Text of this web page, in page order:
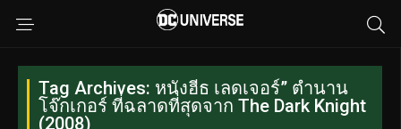
Tag Archives: หนังฮีธ เลดเจอร์” ตำนาน
โจ๊กเกอร์ ที่ฉลาดที่สุดจาก The Dark Knight
(2008)